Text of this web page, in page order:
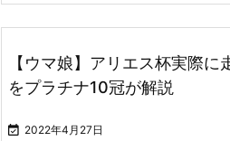
【ウマ娘】アリエス杯実際
をプラチナ10冠が解説
 2022年4月27日